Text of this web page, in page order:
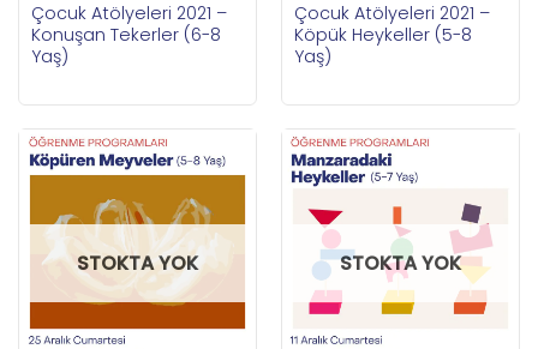
Çocuk Atölyeleri 2021 –
Konuşan Tekerler (6-8
Yaş)
Çocuk Atölyeleri 2021 –
Köpük Heykeller (5-8
Yaş)
STOKTA YOK STOKTA YOK